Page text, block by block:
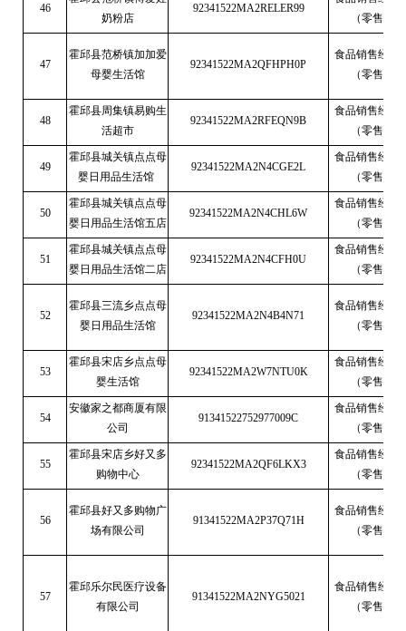
46
奶粉店
92341522MA2RELER99
（零售）
47
霍邱县范桥镇加加爱
母婴生活馆
92341522MA2QFHPH0P
食品销售经营
（零售）
48
霍邱县周集镇易购生
活超市
92341522MA2RFEQN9B
食品销售经营
（零售）
49
霍邱县城关镇点点母
婴日用品生活馆
92341522MA2N4CGE2L
食品销售经营
（零售）
50
霍邱县城关镇点点母
婴日用品生活馆五店
92341522MA2N4CHL6W
食品销售经营
（零售）
51
霍邱县城关镇点点母
婴日用品生活馆二店
92341522MA2N4CFH0U
食品销售经营
（零售）
52
霍邱县三流乡点点母
婴日用品生活馆
92341522MA2N4B4N71
食品销售经营
（零售）
53
霍邱县宋店乡点点母
婴生活馆
92341522MA2W7NTU0K
食品销售经营
（零售）
54
安徽家之都商厦有限
公司
91341522752977009C
食品销售经营
（零售）
55
霍邱县宋店乡好又多
购物中心
92341522MA2QF6LKX3
食品销售经营
（零售）
56
霍邱县好又多购物广
场有限公司
91341522MA2P37Q71H
食品销售经营
（零售）
57
霍邱乐尔民医疗设备
有限公司
91341522MA2NYG5021
食品销售经营
（零售）